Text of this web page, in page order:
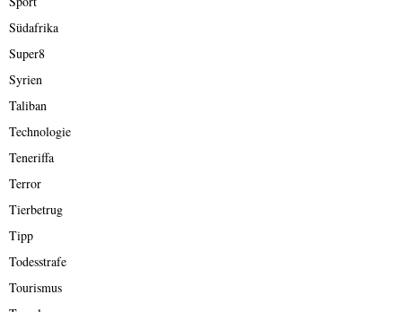
Südafrika
Super8
Syrien
Taliban
Technologie
Teneriffa
Terror
Tierbetrug
Tipp
Todesstrafe
Tourismus